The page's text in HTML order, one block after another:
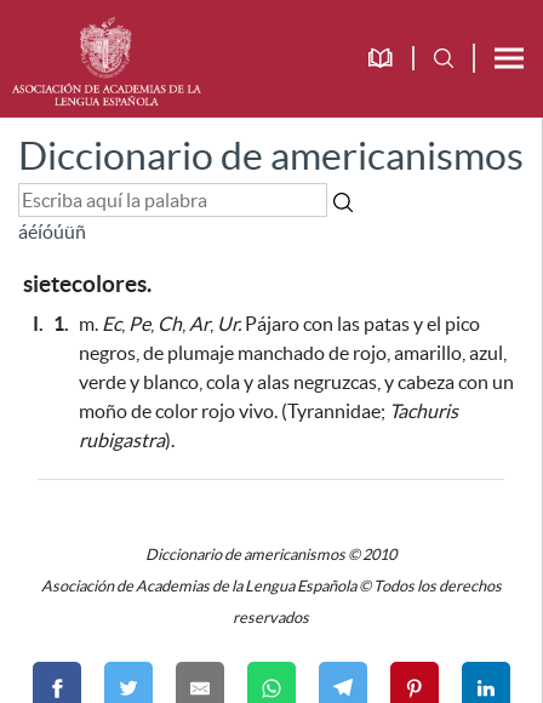
Diccionario de americanismos
áéíóúüñ
sietecolores.
I. 1. m. Ec, Pe, Ch, Ar, Ur. Pájaro con las patas y el pico
negros, de plumaje manchado de rojo, amarillo, azul,
verde y blanco, cola y alas negruzcas, y cabeza con un
moño de color rojo vivo. (Tyrannidae; Tachuris
rubigastra).
Diccionario de americanismos © 2010
Asociación de Academias de la Lengua Española © Todos los derechos
reservados